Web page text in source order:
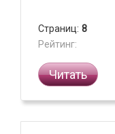
Страниц: 8
Рейтинг:
Читать